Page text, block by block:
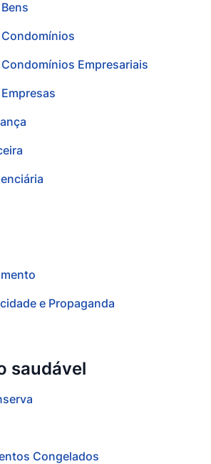
Empresariais
e Propaganda
saudável
Congelados